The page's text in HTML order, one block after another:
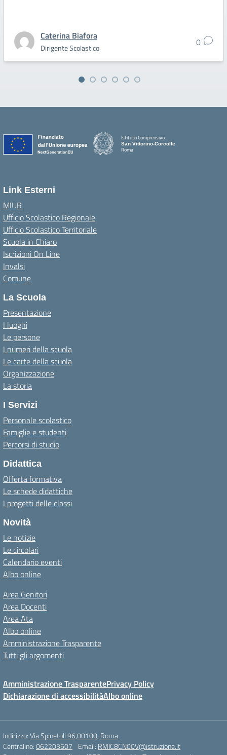
Caterina Biafora
Dirigente Scolastico 0
Istituto Comprensivo
San Vittorino-Corcolle
Roma
Link Esterni
MIUR
Ufficio Scolastico Regionale
Ufficio Scolastico Territoriale
Scuola in Chiaro
Iscrizioni On Line
Invalsi
Comune
La Scuola
Presentazione
I luoghi
Le persone
I numeri della scuola
Le carte della scuola
Organizzazione
La storia
I Servizi
Personale scolastico
Famiglie e studenti
Percorsi di studio
Didattica
Offerta formativa
Le schede didattiche
I progetti delle classi
Novità
Le notizie
Le circolari
Calendario eventi
Albo online
Area Genitori
Area Docenti
Area Ata
Albo online
Amministrazione Trasparente
Tutti gli argomenti
Amministrazione TrasparentePrivacy Policy
Dichiarazione di accessibilitàAlbo online
Indirizzo:Via Spinetoli 96,00100, Roma
Centralino:062203507 Email: RMIC8CN00V@istruzione.it